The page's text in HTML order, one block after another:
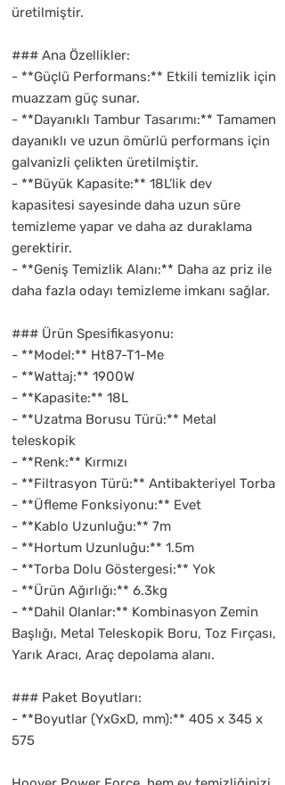
üretilmiştir.
### Ana Özellikler:
- **Güçlü Performans:** Etkili temizlik için
muazzam güç sunar.
- **Dayanıklı Tambur Tasarımı:** Tamamen
dayanıklı ve uzun ömürlü performans için
galvanizli çelikten üretilmiştir.
- **Büyük Kapasite:** 18L’lik dev
kapasitesi sayesinde daha uzun süre
temizleme yapar ve daha az duraklama
gerektirir.
- **Geniş Temizlik Alanı:** Daha az priz ile
daha fazla odayı temizleme imkanı sağlar.
### Ürün Spesifikasyonu:
- **Model:** Ht87-T1-Me
- **Wattaj:** 1900W
- **Kapasite:** 18L
- **Uzatma Borusu Türü:** Metal
teleskopik
- **Renk:** Kırmızı
- **Filtrasyon Türü:** Antibakteriyel Torba
- **Üfleme Fonksiyonu:** Evet
- **Kablo Uzunluğu:** 7m
- **Hortum Uzunluğu:** 1.5m
- **Torba Dolu Göstergesi:** Yok
- **Ürün Ağırlığı:** 6.3kg
- **Dahil Olanlar:** Kombinasyon Zemin
Başlığı, Metal Teleskopik Boru, Toz Fırçası,
Yarık Aracı, Araç depolama alanı.
### Paket Boyutları:
- **Boyutlar (YxGxD, mm):** 405 x 345 x
575